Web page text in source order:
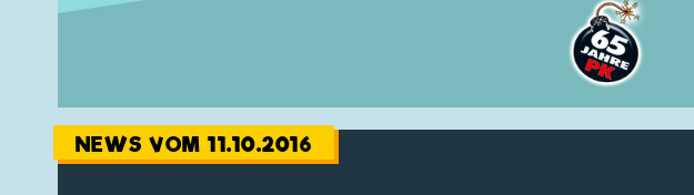
NEWS VOM 11.10.2016